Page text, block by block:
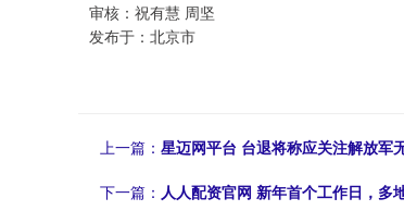
审核：祝有慧 周坚
发布于：北京市
上一篇： 星迈网平台 台退将称应关注解放军
下一篇： 人人配资官网 新年首个工作日，多